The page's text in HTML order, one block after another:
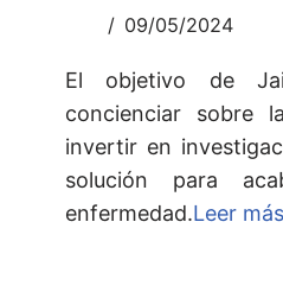
09/05/2024
El objetivo de
concienciar sobre
invertir en
solución para
enfermedad.Leer